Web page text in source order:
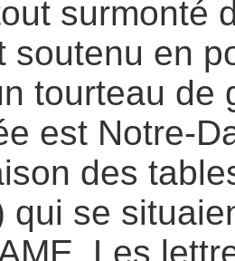
surmonté
soutenu en
tourteau de
est Notre-
des
qui se
Les